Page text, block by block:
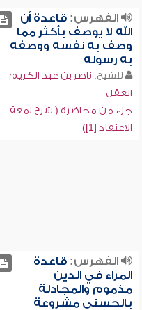
الفهرس:قاعدة أن
الله لا يوصف بأكثر مما
وصف به نفسه ووصفه
به رسوله
للشيخ: ناصر بن عبد الكريم
العقل
جزء من محاضرة ( شرح لمعة
الاعتقاد [1])
الفهرس:قاعدة
المراء في الدين
مذموم والمجادلة
بالحسنى مشروعة